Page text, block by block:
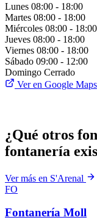
Lunes 08:00 - 18:00
Martes 08:00 - 18:00
Miércoles 08:00 - 18:00
Jueves 08:00 - 18:00
Viernes 08:00 - 18:00
Sábado 09:00 - 12:00
Domingo Cerrado
Ver en Google Maps
¿Qué otros
fontanería
Ver más en S'Arenal
FO
Fontanería Moll